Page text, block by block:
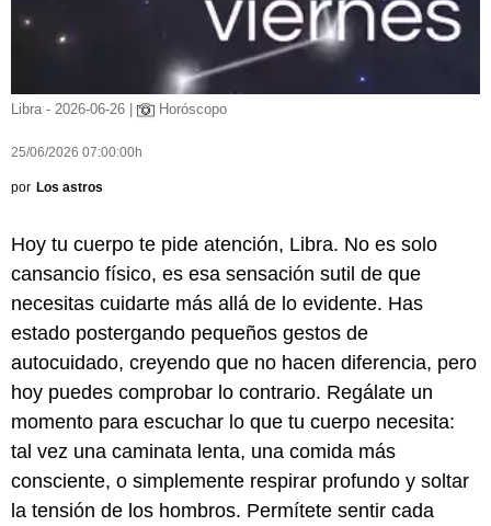
Libra - 2026-06-26 | Horóscopo
25/06/2026 07:00:00h
por Los astros
Hoy tu cuerpo te pide atención, Libra. No es solo
cansancio físico, es esa sensación sutil de que
necesitas cuidarte más allá de lo evidente. Has
estado postergando pequeños gestos de
autocuidado, creyendo que no hacen diferencia, pero
hoy puedes comprobar lo contrario. Regálate un
momento para escuchar lo que tu cuerpo necesita:
tal vez una caminata lenta, una comida más
consciente, o simplemente respirar profundo y soltar
la tensión de los hombros. Permítete sentir cada